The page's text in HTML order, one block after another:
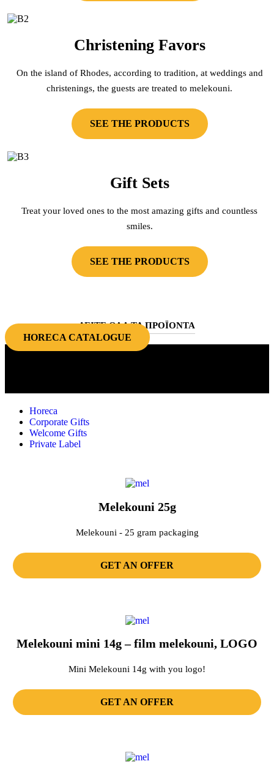
Christening Favors
On the island of Rhodes, according to tradition, at weddings and
christenings, the guests are treated to melekouni.
SEE THE PRODUCTS
Gift Sets
Treat your loved ones to the most amazing gifts and countless
smiles.
SEE THE PRODUCTS
ΔΕΙΤΕ ΟΛΑ ΤΑ ΠΡΟΪΟΝΤΑ
HORECA CATALOGUE
Horeca
Corporate Gifts
Welcome Gifts
Private Label
Melekouni 25g
Melekouni - 25 gram packaging
GET AN OFFER
Melekouni mini 14g – film melekouni, LOGO
Mini Melekouni 14g with you logo!
GET AN OFFER